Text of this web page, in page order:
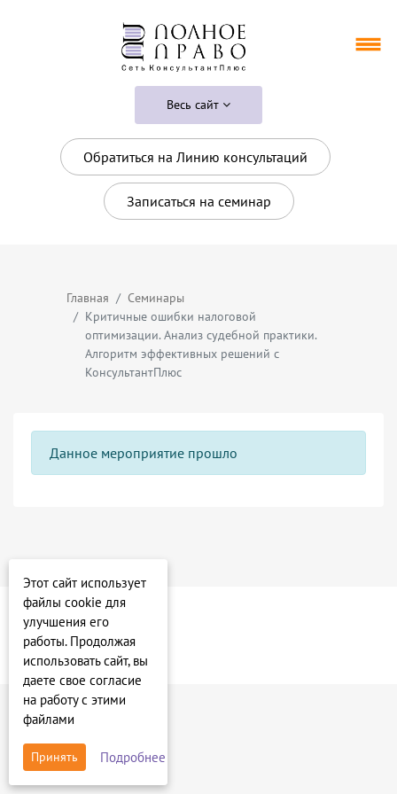
Весь сайт
Обратиться на Линию консультаций
Записаться на семинар
Главная
Семинары
Критичные ошибки налоговой
оптимизации. Анализ судебной практики.
Алгоритм эффективных решений с
КонсультантПлюс
Данное мероприятие прошло
Этот сайт использует
файлы cookie для
улучшения его
работы. Продолжая
использовать сайт, вы
даете свое согласие
на работу с этими
файлами
Принять Подробнее